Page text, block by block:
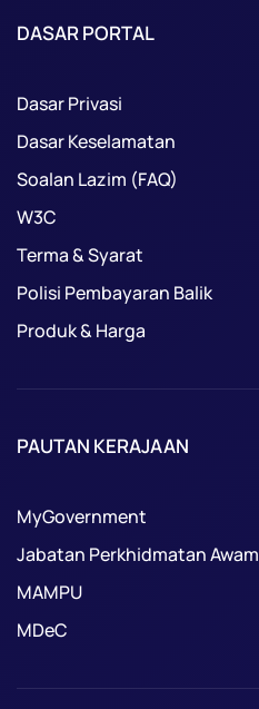
DASAR PORTAL
Dasar Privasi
Dasar Keselamatan
Soalan Lazim (FAQ)
W3C
Terma & Syarat
Polisi Pembayaran Balik
Produk & Harga
PAUTAN KERAJAAN
MyGovernment
Jabatan Perkhidmatan Awam
MAMPU
MDeC